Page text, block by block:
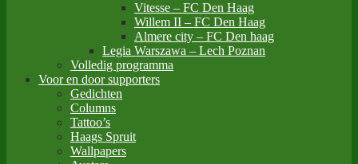
Vitesse – FC Den Haag
Willem II – FC Den Haag
Almere city – FC Den haag
Legia Warszawa – Lech Poznan
Volledig programma
Voor en door supporters
Gedichten
Columns
Tattoo’s
Haags Spruit
Wallpapers